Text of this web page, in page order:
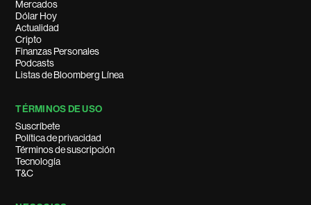
Mercados
Dólar Hoy
Actualidad
Cripto
Finanzas Personales
Podcasts
Listas de Bloomberg Línea
TÉRMINOS DE USO
Suscríbete
Política de privacidad
Términos de suscripción
Tecnología
T&C